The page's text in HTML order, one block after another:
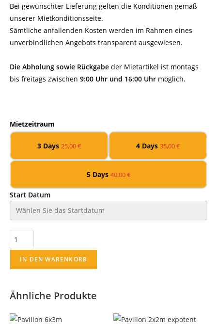
Bei gewünschter Lieferung gelten die Konditionen gemäß
unserer Mietkonditionsseite.
Sämtliche anfallenden Kosten werden im Rahmen eines
unverbindlichen Angebots transparent ausgewiesen.
Die Abholung sowie Rückgabe der Mietartikel ist montags
bis freitags zwischen 9:00 Uhr und 16:00 Uhr möglich.
Mietzeitraum
3 Days 25,00€ 4 Days 35,00€
5 Days 40,00€
Start Datum
IN DEN WARENKORB
Ähnliche Produkte